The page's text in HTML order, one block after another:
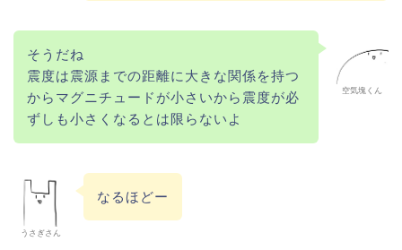
空気塊くん
そうだね
震度は震源までの距離に大きな関係を持つ
からマグニチュードが小さいから震度が必
ずしも小さくなるとは限らないよ
うさぎさん
なるほどー